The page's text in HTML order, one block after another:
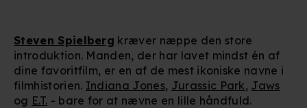
Steven Spielberg kræver næppe den store
introduktion. Manden, der har lavet mindst én af
dine favoritfilm, er en af de mest ikoniske navne i
filmhistorien. Indiana Jones, Jurassic Park, Jaws
og E.T. - bare for at nævne en lille håndfuld.